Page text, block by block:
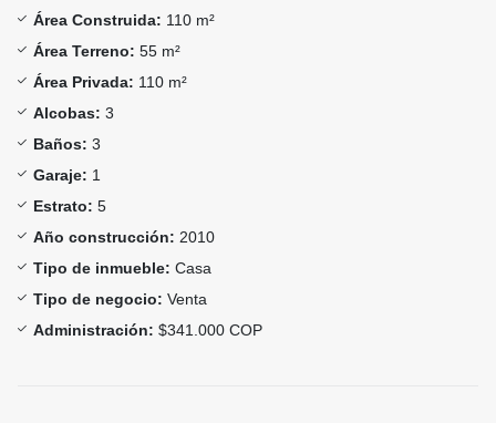
Área Construida: 110 m²
Área Terreno: 55 m²
Área Privada: 110 m²
Alcobas: 3
Baños: 3
Garaje: 1
Estrato: 5
Año construcción: 2010
Tipo de inmueble: Casa
Tipo de negocio: Venta
Administración: $341.000 COP